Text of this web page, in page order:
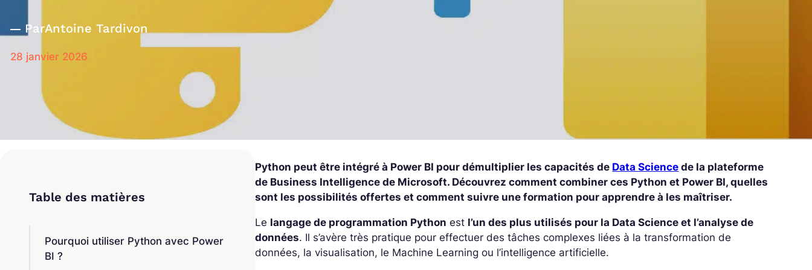
ParAntoine Tardivon
28 janvier 2026
Pourquoi utiliser Python avec Power
BI ?
Python peut être intégré à Power BI pour démultiplier les capacités de Data Science de la plateforme
de Business Intelligence de Microsoft. Découvrez comment combiner ces Python et Power BI, quelles
sont les possibilités offertes et comment suivre une formation pour apprendre à les maîtriser.
Le langage de programmation Python est l’un des plus utilisés pour la Data Science et l’analyse de
données. Il s’avère très pratique pour effectuer des tâches complexes liées à la transformation de
données, la visualisation, le Machine Learning ou l’intelligence artificielle.